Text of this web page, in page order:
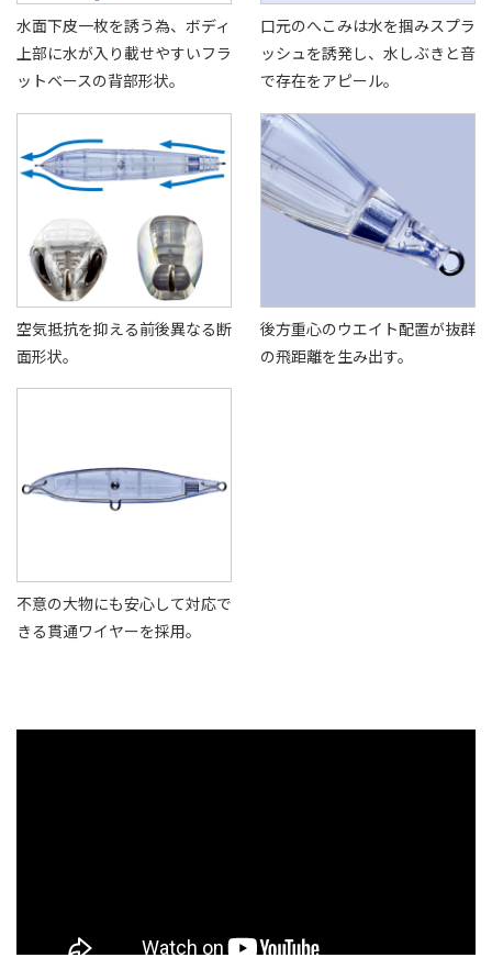
水面下皮一枚を誘う為、ボディ
上部に水が入り載せやすいフラ
ットベースの背部形状。
口元のへこみは水を掴みスプラ
ッシュを誘発し、水しぶきと音
で存在をアピール。
空気抵抗を抑える前後異なる断
面形状。
後方重心のウエイト配置が抜群
の飛距離を生み出す。
不意の大物にも安心して対応で
きる貫通ワイヤーを採用。